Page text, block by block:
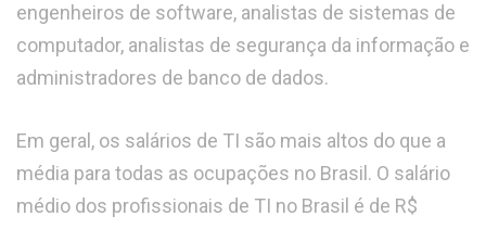
engenheiros de software, analistas de sistemas de
computador, analistas de segurança da informação e
administradores de banco de dados.
Em geral, os salários de TI são mais altos do que a
média para todas as ocupações no Brasil. O salário
médio dos profissionais de TI no Brasil é de R$